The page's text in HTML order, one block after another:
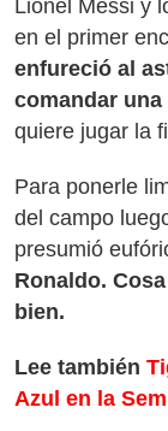
Lionel Messi y
en el primer
enfureció al
comandar
quiere jugar la
Para ponerle
del campo
presumió
Ronaldo.
bien.
Lee también
Azul en la